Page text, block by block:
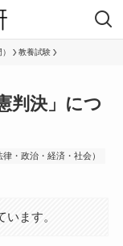
教養試験
判決」につ
・政治・経済・社会）
ます。